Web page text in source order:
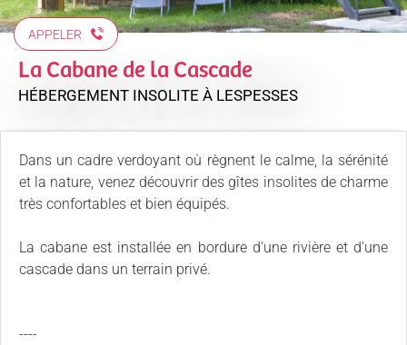
APPELER
La Cabane de la Cascade
HÉBERGEMENT INSOLITE À LESPESSES
Dans un cadre verdoyant où règnent le calme, la sérénité
et la nature, venez découvrir des gîtes insolites de charme
très confortables et bien équipés.
La cabane est installée en bordure d'une rivière et d'une
cascade dans un terrain privé.
----